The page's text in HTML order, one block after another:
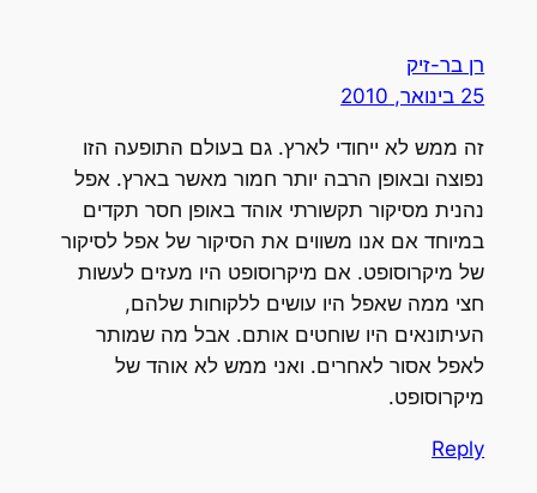
רן בר-זיק
25 בינואר, 2010
זה ממש לא ייחודי לארץ. גם בעולם התופעה הזו
נפוצה ובאופן הרבה יותר חמור מאשר בארץ. אפל
נהנית מסיקור תקשורתי אוהד באופן חסר תקדים
במיוחד אם אנו משווים את הסיקור של אפל לסיקור
של מיקרוסופט. אם מיקרוסופט היו מעזים לעשות
חצי ממה שאפל היו עושים ללקוחות שלהם,
העיתונאים היו שוחטים אותם. אבל מה שמותר
לאפל אסור לאחרים. ואני ממש לא אוהד של
מיקרוסופט.
Reply